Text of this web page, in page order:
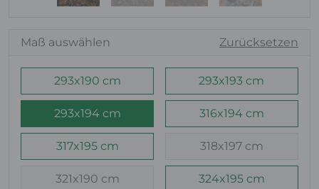
Maß auswählen Zurücksetzen
293x190 cm 293x193 cm
293x194 cm 316x194 cm
317x195 cm 318x197 cm
321x190 cm 324x195 cm